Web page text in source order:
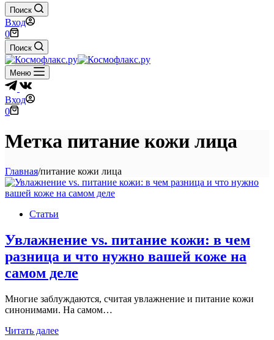
Поиск
Вход
Корзина
0
Поиск
Меню
Вход
Корзина
0
Метка питание кожи лица
Главная/питание кожи лица
Статьи
Увлажнение vs. питание кожи: в чем
разница и что нужно вашей коже на
самом деле
Многие заблуждаются, считая увлажнение и питание кожи
синонимами. На самом…
Читать далееУвлажнение